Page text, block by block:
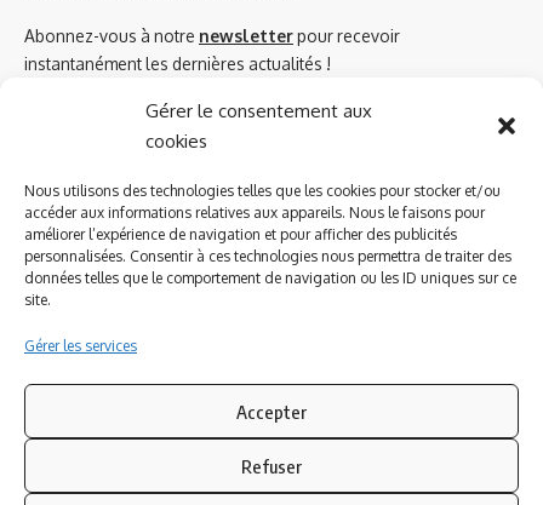
Gérer le consentement aux
cookies
Nous utilisons des technologies telles que les cookies pour stocker et/ou
accéder aux informations relatives aux appareils. Nous le faisons pour
améliorer l’expérience de navigation et pour afficher des publicités
personnalisées. Consentir à ces technologies nous permettra de traiter des
données telles que le comportement de navigation ou les ID uniques sur ce
site.
Gérer les services
Accepter
Refuser
Abonnez-vous à notre newsletterpour recevoir
instantanément les dernières actualités !
Azinat.com TV soutient
Suivez-nous